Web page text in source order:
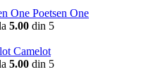
Poetsen One
5.00 din 5
Camelot
5.00 din 5